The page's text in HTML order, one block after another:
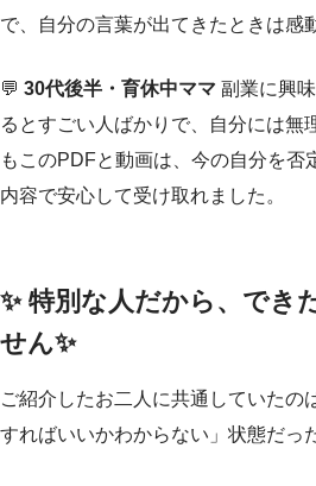
で、自分の言葉が出てきたときは感
💬 30代後半・育休中ママ 副業に興
るとすごい人ばかりで、自分には無
もこのPDFと動画は、今の自分を否
内容で安心して受け取れました。
✨ 特別な人だから、でき
せん✨
ご紹介したお二人に共通していたの
すればいいかわからない」状態だっ